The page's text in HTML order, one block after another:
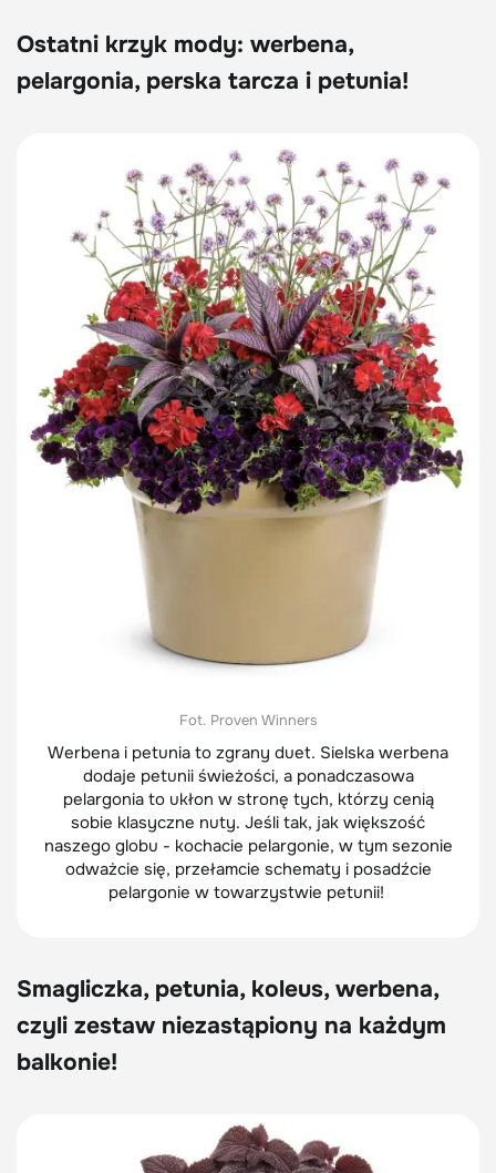
Ostatni krzyk mody: werbena,
pelargonia, perska tarcza i petunia!
Fot. Proven Winners
Werbena i petunia to zgrany duet. Sielska werbena
dodaje petunii świeżości, a ponadczasowa
pelargonia to ukłon w stronę tych, którzy cenią
sobie klasyczne nuty. Jeśli tak, jak większość
naszego globu - kochacie pelargonie, w tym sezonie
odważcie się, przełamcie schematy i posadźcie
pelargonie w towarzystwie petunii!
Smagliczka, petunia, koleus, werbena,
czyli zestaw niezastąpiony na każdym
balkonie!